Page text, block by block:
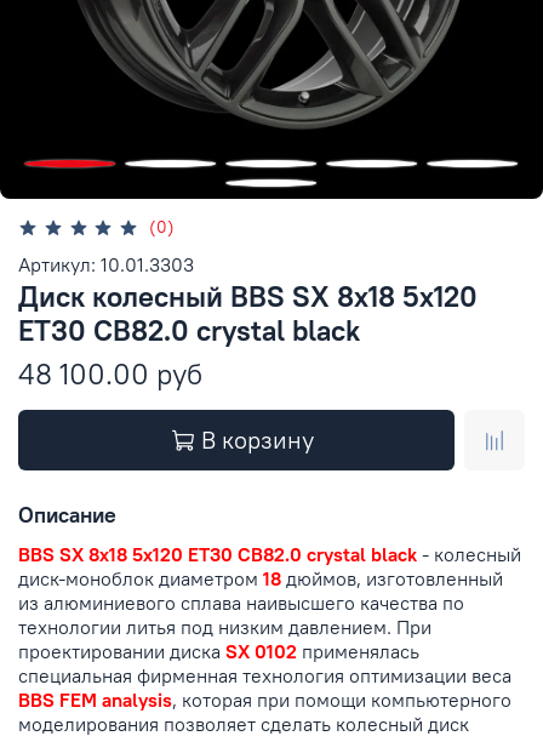
(0)
Артикул: 10.01.3303
Диск колесный BBS SX 8x18 5x120
ET30 CB82.0 crystal black
48 100.00 руб
В корзину
Описание
BBS SX 8x18 5x120 ET30 CB82.0 crystal black - колесный
диск-моноблок диаметром 18 дюймов, изготовленный
из алюминиевого сплава наивысшего качества по
технологии литья под низким давлением. При
проектировании диска SX 0102 применялась
специальная фирменная технология оптимизации веса
BBS FEM analysis, которая при помощи компьютерного
моделирования позволяет сделать колесный диск